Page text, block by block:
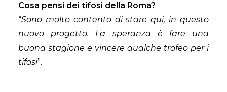
Cosa pensi dei tifosi della Roma?
“Sono molto contento di stare qui, in questo
nuovo progetto. La speranza è fare una
buona stagione e vincere qualche trofeo per i
tifosi”.